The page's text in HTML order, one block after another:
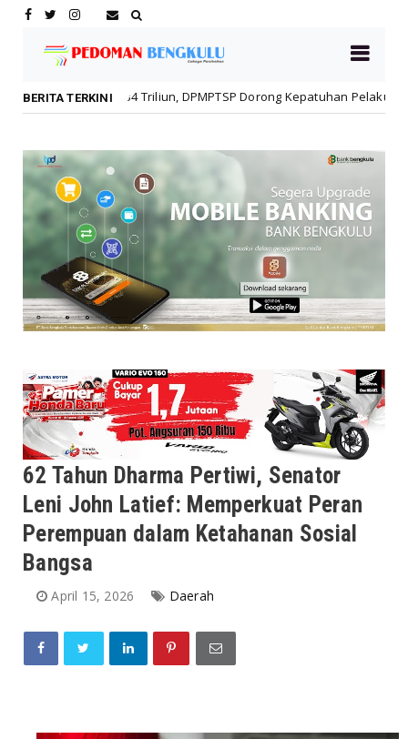
BERITA TERKINI
DPMPTSP Dorong Kepatuhan Pelaku Usaha Daerah Rawat
62 Tahun Dharma Pertiwi, Senator
Leni John Latief: Memperkuat Peran
Perempuan dalam Ketahanan Sosial
Bangsa
April 15, 2026 Daerah